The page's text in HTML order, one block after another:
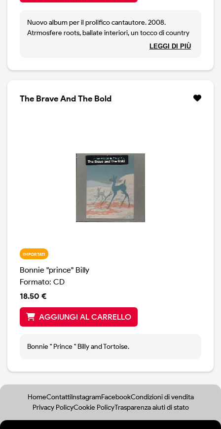
Nuovo album per il prolifico cantautore. 2008.
Atrmosfere roots, ballate interiori, un tocco di country
LEGGI DI PIÙ
The Brave And The Bold
IMPORTATI
Bonnie "prince" Billy
Formato: CD
18.50 €
AGGIUNGI AL CARRELLO
Bonnie " Prince " Billy and Tortoise.
HomeContattiInstagramFacebookCondizioni di vendita
Privacy PolicyCookie PolicyTrasparenza aiuti di stato